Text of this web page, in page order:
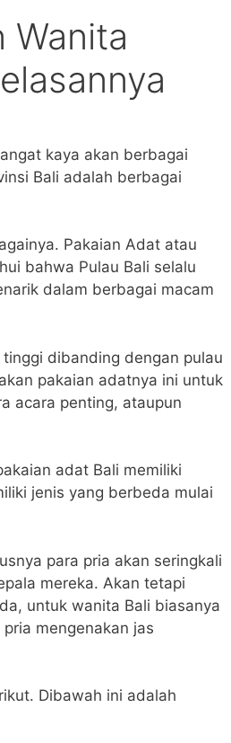
Wanita
kaya akan berbagai
Bali adalah berbagai
Pakaian Adat atau
bahwa Pulau Bali selalu
dalam berbagai macam
dibanding dengan pulau
pakaian adatnya ini untuk
acara penting, ataupun
adat Bali memiliki
jenis yang berbeda mulai
para pria akan seringkali
mereka. Akan tetapi
untuk wanita Bali biasanya
mengenakan jas
Dibawah ini adalah